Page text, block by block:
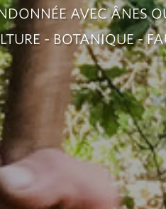
AVEC ÂNES
- BOTANIQUE -